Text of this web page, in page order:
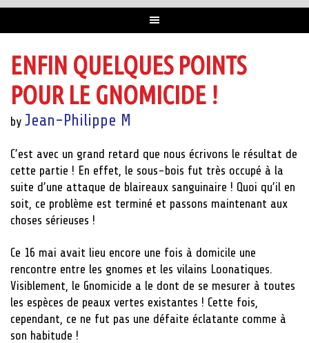
ENFIN QUELQUES POINTS
POUR LE GNOMICIDE !
by Jean-Philippe M
C’est avec un grand retard que nous écrivons le résultat de
cette partie ! En effet, le sous-bois fut très occupé à la
suite d’une attaque de blaireaux sanguinaire ! Quoi qu’il en
soit, ce problème est terminé et passons maintenant aux
choses sérieuses !
Ce 16 mai avait lieu encore une fois à domicile une
rencontre entre les gnomes et les vilains Loonatiques.
Visiblement, le Gnomicide a le dont de se mesurer à toutes
les espèces de peaux vertes existantes ! Cette fois,
cependant, ce ne fut pas une défaite éclatante comme à
son habitude !